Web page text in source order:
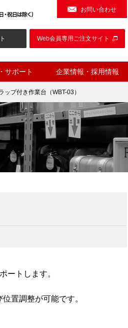
お問い合わせ
Web会員専用ご注文サイト
サポート 企業情報・採用情報
ップ付き作業台（WBT-03）
ートします。
置調整が可能です。